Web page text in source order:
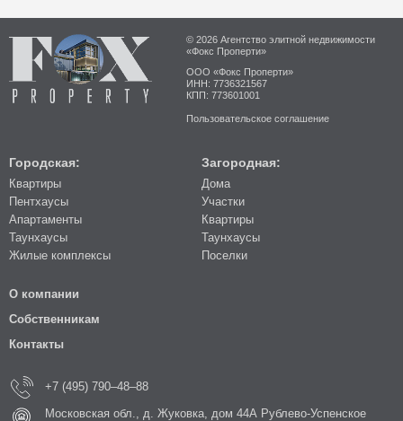
© 2026 Агентство элитной недвижимости
«Фокс Проперти»
ООО «Фокс Проперти»
ИНН: 7736321567
КПП: 773601001
Пользовательское соглашение
Городская:
Квартиры
Пентхаусы
Апартаменты
Таунхаусы
Жилые комплексы
Загородная:
Дома
Участки
Квартиры
Таунхаусы
Поселки
О компании
Собственникам
Контакты
+7 (495) 790–48–88
Московская обл., д. Жуковка, дом 44А Рублево-Успенское